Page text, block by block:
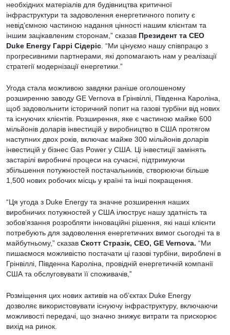
необхідних матеріалів для будівництва критичної
інфраструктури та задоволення енергетичного попиту є
невід’ємною частиною надання цінності нашим клієнтам та
іншим зацікавленим сторонам,” сказав Президент та CEO
Duke Energy Гаррі Сідеріс . “Ми цінуємо нашу співпрацю з
прогресивними партнерами, які допомагають нам у реалізації
стратегії модернізації енергетики.”
Угода стала можливою завдяки раніше оголошеному
розширенню заводу GE Vernova в Грінвіллі, Південна Кароліна,
щоб задовольнити історичний попит на газові турбіни від нових
та існуючих клієнтів. Розширення, яке є частиною майже 600
мільйонів доларів інвестицій у виробництво в США протягом
наступних двох років, включає майже 300 мільйонів доларів
інвестицій у бізнес Gas Power у США. Ці інвестиції замінять
застарілі виробничі процеси на сучасні, підтримуючи
збільшення потужностей постачальників, створюючи більше
1,500 нових робочих місць у країні та інші покращення.
“Ця угода з Duke Energy та значне розширення наших
виробничих потужностей у США ілюструє нашу здатність та
зобов’язання розробляти інноваційні рішення, які наші клієнти
потребують для задоволення енергетичних вимог сьогодні та в
майбутньому,” сказав Скотт Стразік, CEO, GE Vernova. “Ми
пишаємося можливістю постачати ці газові турбіни, вироблені в
Грінвіллі, Південна Кароліна, провідній енергетичній компанії
США та обслуговувати її споживачів,”
Розміщення цих нових активів на об’єктах Duke Energy
дозволяє використовувати існуючу інфраструктуру, включаючи
можливості передачі, що значно знижує витрати та прискорює
вихід на ринок.